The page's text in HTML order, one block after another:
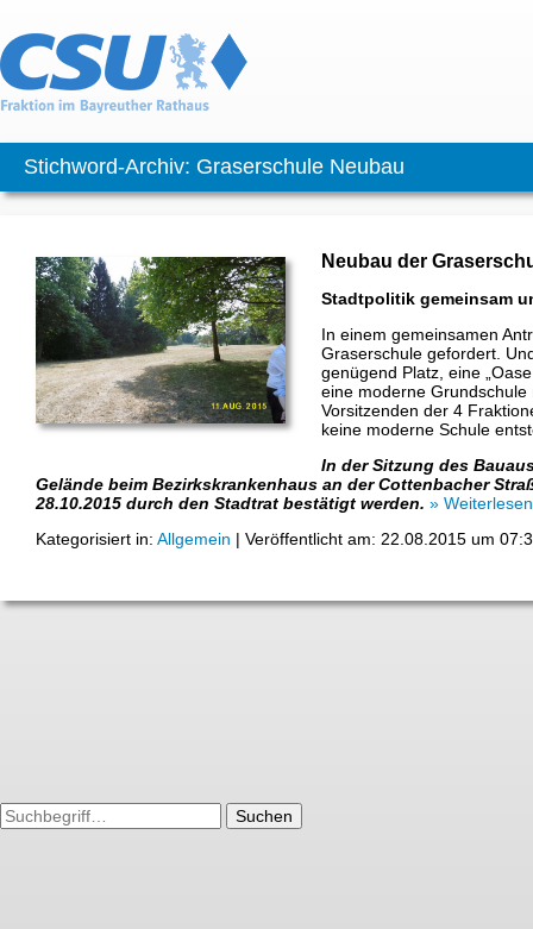
Stichword-Archiv: Graserschule Neubau
Neubau der
Stadtpolitik gemeinsam
In einem gemeinsamen
Graserschule gefordert.
genügend Platz, eine
eine moderne
Vorsitzenden der 4
keine moderne Schule
In der Sitzung des
Gelände beim Bezirkskrankenhaus an der Cottenbacher
28.10.2015 durch den Stadtrat bestätigt werden. »
Kategorisiert in: Allgemein | Veröffentlicht am: 22.08.2015 um
Suchen